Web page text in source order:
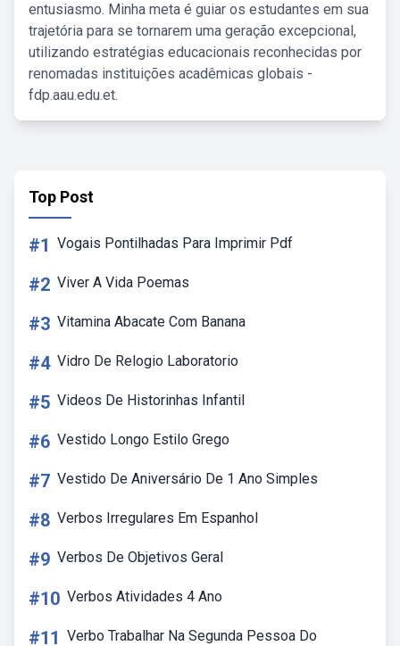
entusiasmo. Minha meta é guiar os estudantes em sua
trajetória para se tornarem uma geração excepcional,
utilizando estratégias educacionais reconhecidas por
renomadas instituições acadêmicas globais -
fdp.aau.edu.et.
Top Post
#1 Vogais Pontilhadas Para Imprimir Pdf
#2 Viver A Vida Poemas
#3 Vitamina Abacate Com Banana
#4 Vidro De Relogio Laboratorio
#5 Videos De Historinhas Infantil
#6 Vestido Longo Estilo Grego
#7 Vestido De Aniversário De 1 Ano Simples
#8 Verbos Irregulares Em Espanhol
#9 Verbos De Objetivos Geral
#10 Verbos Atividades 4 Ano
#11 Verbo Trabalhar Na Segunda Pessoa Do